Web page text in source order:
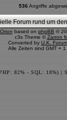
536 Angriffe
Forum rund um
Orion based on phpBB ©
c3s Theme ©Zarron
Converted by U.K.
Alle Zeiten sind GMT +
82% - SQL: 18%) |